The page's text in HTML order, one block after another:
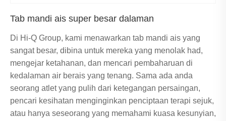
Tab mandi ais super besar dalaman
Di Hi-Q Group, kami menawarkan tab mandi ais yang
sangat besar, dibina untuk mereka yang menolak had,
mengejar ketahanan, dan mencari pembaharuan di
kedalaman air berais yang tenang. Sama ada anda
seorang atlet yang pulih dari ketegangan persaingan,
pencari kesihatan menginginkan penciptaan terapi sejuk,
atau hanya seseorang yang memahami kuasa kesunyian,